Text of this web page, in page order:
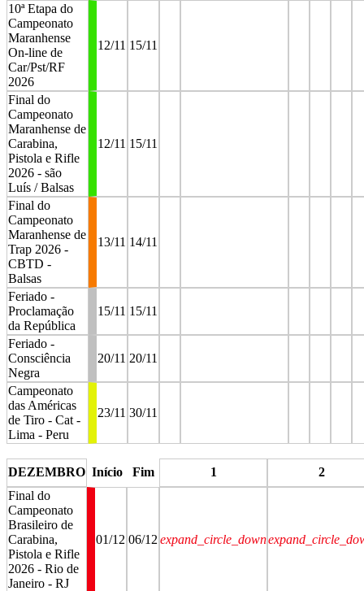
10ª Etapa do
Campeonato
Maranhense
On-line de
Car/Pst/RF
2026
12/11 15/11
Final do
Campeonato
Maranhense de
Carabina,
Pistola e Rifle
2026 - são
Luís / Balsas
12/11 15/11
Final do
Campeonato
Maranhense de
Trap 2026 -
CBTD -
Balsas
13/11 14/11
Feriado -
Proclamação
da República
15/11 15/11
Feriado -
Consciência
Negra
20/11 20/11
Campeonato
das Américas
de Tiro - Cat -
Lima - Peru
23/11 30/11
DEZEMBRO Início Fim 1
2
Final do
Campeonato
Brasileiro de
Carabina,
Pistola e Rifle
2026 - Rio de
Janeiro - RJ
01/12 06/12 expand_circle_down